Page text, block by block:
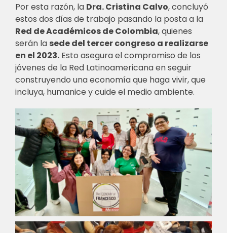
Por esta razón, la Dra. Cristina Calvo, concluyó
estos dos días de trabajo pasando la posta a la
Red de Académicos de Colombia, quienes
serán la sede del tercer congreso a realizarse
en el 2023.Esto asegura el compromiso de los
jóvenes de la Red Latinoamericana en seguir
construyendo una economía que haga vivir, que
incluya, humanice y cuide el medio ambiente.